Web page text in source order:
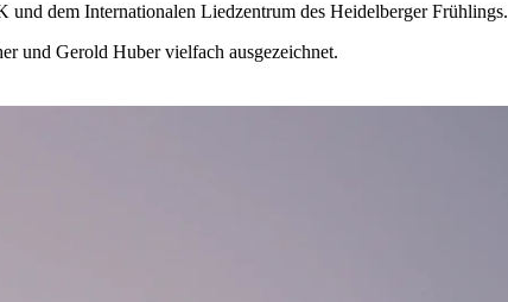
dem Internationalen Liedzentrum des Heidelberger Frühlings.
und Gerold Huber vielfach ausgezeichnet.